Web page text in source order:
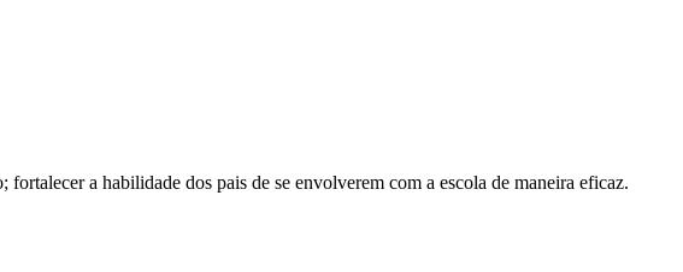
a habilidade dos pais de se envolverem com a escola de maneira eficaz.